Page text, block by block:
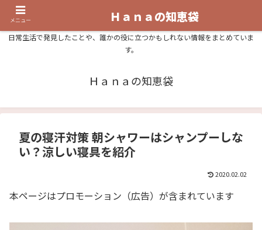
日常生活で発見したことや、誰かの役に立つかもしれない情報をまとめていま
す。
Ｈａｎａの知恵袋
夏の寝汗対策 朝シャワーはシャンプーしな
い？涼しい寝具を紹介
2020.02.02
本ページはプロモーション（広告）が含まれています
メニュー Ｈａｎａの知恵袋